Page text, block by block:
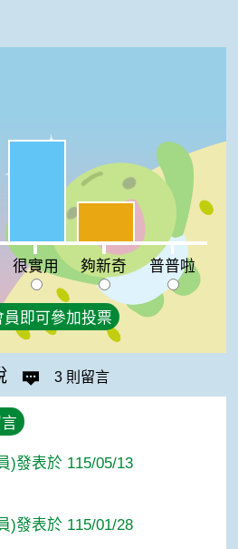
夠新奇:23%
普普啦:0%
很實用 夠新奇 普普啦
員即可參加投票
3 則留言
)發表於 115/05/13
)發表於 115/01/28